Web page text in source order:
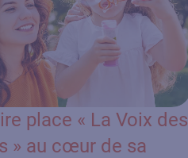
place « La Voix des
» au cœur de sa